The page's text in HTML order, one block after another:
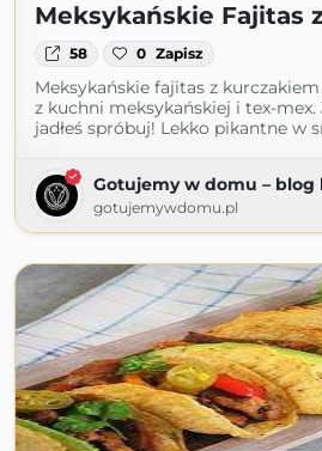
Meksykańskie Fajitas
58 0 Zapisz
Meksykańskie fajitas z
z kuchni meksykańskiej i tex-mex.
jadłeś spróbuj! Lekko pikantne w
Gotujemy w domu –
gotujemywdomu.pl